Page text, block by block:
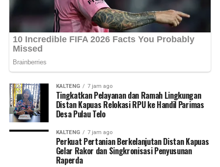
Views: 22
Bagikan ke
Views: 29
Bagikan ke
KALTENG 7 jam ago
Tingkatkan Pelayanan dan Ramah Lingkungan
Distan Kapuas Relokasi RPU ke Handil Parimas
Desa Pulau Telo
KALTENG 7 jam ago
Perkuat Pertanian Berkelanjutan Distan Kapuas
Gelar Rakor dan Singkronisasi Penyusunan
Raperda